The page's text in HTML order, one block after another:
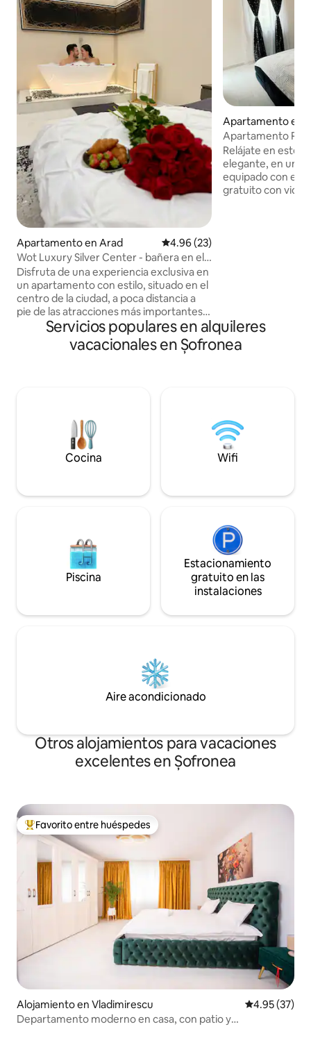
Apartamento en Arad Calificación promedio: 4.96 de
4.96 (23)
Wot Luxury Silver Center - bañera en el
dormitorio
Disfruta de una experiencia exclusiva en
un apartamento con estilo, situado en el
centro de la ciudad, a poca distancia a
pie de las atracciones más importantes.
Una lujosa bañera ubicada directamente
en el área de descanso, perfecta para
momentos de relajación y romance
en la habitación con diseño moderno
Wifi de alta velocidad Zona de estar
íntima y ambiente Baño separado,
totalmente equipado Cafetera.
Apartamento en
Apartamento R.V
Relájate en este
elegante, en un
equipado con
gratuito con
seguridad para
Servicios populares en alquileres
vacacionales en Șofronea
Cocina Wifi
Piscina
Estacionamiento
gratuito en las
instalaciones
Aire acondicionado
Otros alojamientos para vacaciones
excelentes en Șofronea
Favorito entre huéspedes preferido
Favorito entre huéspedes
Alojamiento en Vladimirescu Calificación
4.95 (37)
Departamento moderno en casa, con patio y